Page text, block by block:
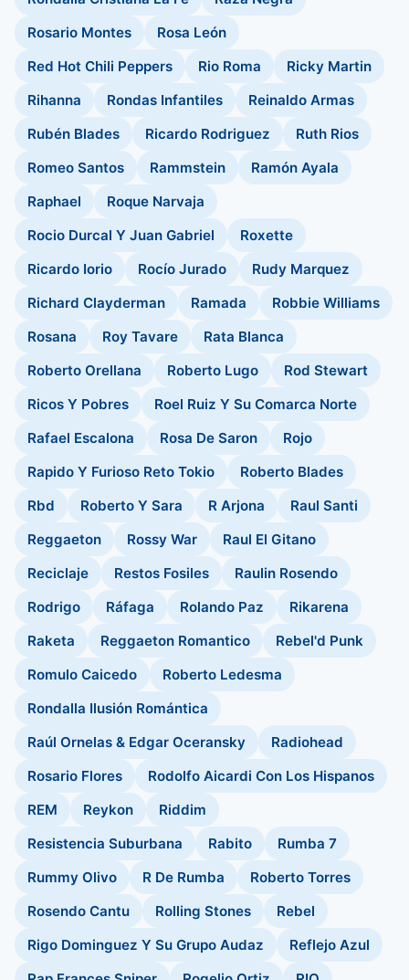
Rosario Montes
Rosa León
Red Hot Chili Peppers
Rio Roma
Ricky Martin
Rihanna
Rondas Infantiles
Reinaldo Armas
Rubén Blades
Ricardo Rodriguez
Ruth Rios
Romeo Santos
Rammstein
Ramón Ayala
Raphael
Roque Narvaja
Rocio Durcal Y Juan Gabriel
Roxette
Ricardo Iorio
Rocío Jurado
Rudy Marquez
Richard Clayderman
Ramada
Robbie Williams
Rosana
Roy Tavare
Rata Blanca
Roberto Orellana
Roberto Lugo
Rod Stewart
Ricos Y Pobres
Roel Ruiz Y Su Comarca Norte
Rafael Escalona
Rosa De Saron
Rojo
Rapido Y Furioso Reto Tokio
Roberto Blades
Rbd
Roberto Y Sara R Arjona
Raul Santi
Reggaeton
Rossy War
Raul El Gitano
Reciclaje
Restos Fosiles
Raulin Rosendo
Rodrigo
Ráfaga Rolando Paz
Rikarena
Raketa
Reggaeton Romantico
Rebel'd Punk
Romulo Caicedo
Roberto Ledesma
Rondalla Ilusión Romántica
Raúl Ornelas & Edgar Oceransky
Radiohead
Rosario Flores
Rodolfo Aicardi Con Los Hispanos
REM
Reykon
Riddim
Resistencia Suburbana
Rabito
Rumba 7
Rummy Olivo
R De Rumba
Roberto Torres
Rosendo Cantu
Rolling Stones
Rebel
Rigo Dominguez Y Su Grupo Audaz
Reflejo Azul